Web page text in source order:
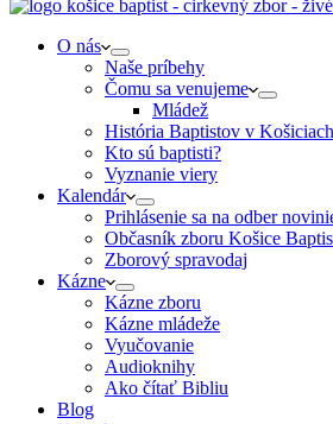
O nás
Naše príbehy
Čomu sa venujeme
Mládež
História Baptistov v Košiciach
Kto sú baptisti?
Vyznanie viery
Kalendár
Prihlásenie sa na odber
Občasník zboru Košice
Zborový spravodaj
Kázne
Kázne zboru
Kázne mládeže
Vyučovanie
Audioknihy
Ako čítať Bibliu
Blog